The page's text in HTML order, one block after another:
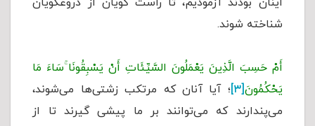
شناخته شوند.
أَمْ حَسِبَ الَّذِينَ يَعْمَلُونَ السَّيِّئَاتِ أَنْ يَسْبِقُونَا ۚسَاءَ مَا
يَحْكُمُونَ[۳]
؛ آیا آنان که مرتکب زشتی‌ها می‌شوند،
می‌پندارند که می‌توانند بر ما پیشی گیرند تا از